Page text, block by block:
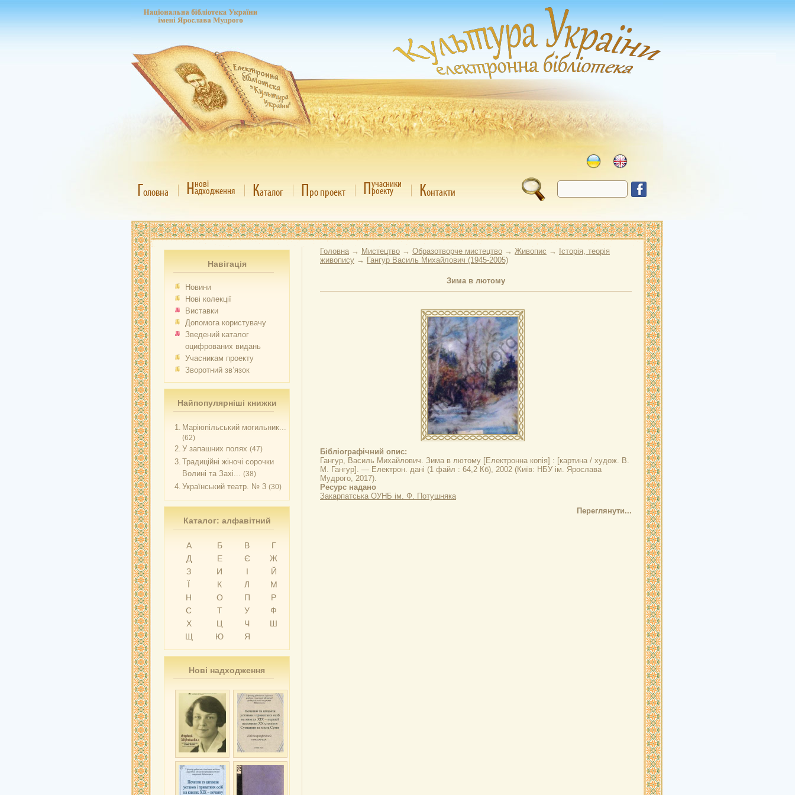
Головна Ннові
адходження Каталог Про проект Пучасники
роекту Контакти
Навігація
Новини
Нові колекції
Виставки
Допомога користувачу
Зведений каталог
оцифрованих видань
Учасникам проекту
Зворотний зв’язок
Найпопулярніші книжки
1. Маріюпільський могильник...
(62)
2. У запашних полях (47)
3. Традиційні жіночі сорочки
Волині та Захі... (38)
4. Український театр. № 3 (30)
Каталог: алфавітний
А Б В
Г
Д
Е Є
Ж
З
И І
Й
Ї
К Л
М
Н
О П
Р
С
Т У
Ф
Х
Ц Ч
Ш
Щ
Ю Я
Нові надходження
Головна → Мистецтво → Образотворче мистецтво → Живопис →
Історія, теорія
живопису → Гангур Василь Михайлович (1945-2005)
Зима в лютому
Бібліографічний опис:
Гангур, Василь Михайлович. Зима в лютому [Електронна копія] : [картина / худож. В.
М. Гангур]. — Електрон. дані (1 файл : 64,2 Кб), 2002 (Київ: НБУ ім. Ярослава
Мудрого, 2017).
Ресурс надано
Закарпатська ОУНБ ім. Ф. Потушняка
Переглянути...